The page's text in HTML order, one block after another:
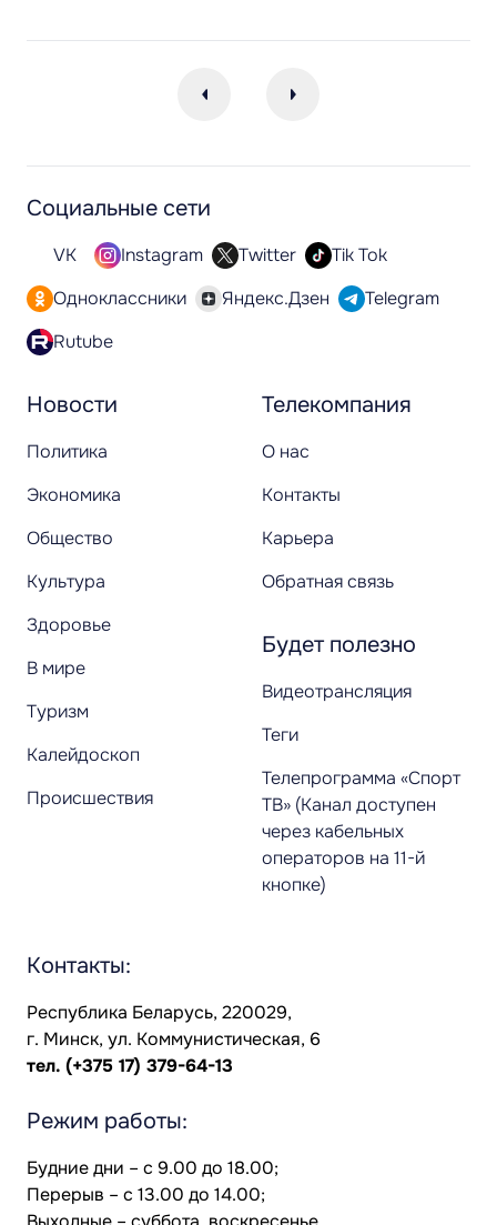
Новости
Политика
Экономика
Общество
Культура
Здоровье
В мире
Туризм
Калейдоскоп
Происшествия
Телекомпания
О нас
Контакты
Карьера
Обратная связь
Будет полезно
Видеотрансляция
Теги
Телепрограмма «Спорт
ТВ» (Канал доступен
через кабельных
операторов на 11-й
кнопке)
Социальные сети
VK Instagram Twitter
Tik Tok
Одноклассники
Яндекс.Дзен
Telegram
Rutube
Контакты:
Республика Беларусь, 220029,
г. Минск, ул. Коммунистическая, 6
тел. (+375 17) 379-64-13
Режим работы:
Будние дни – с 9.00 до 18.00;
Перерыв – с 13.00 до 14.00;